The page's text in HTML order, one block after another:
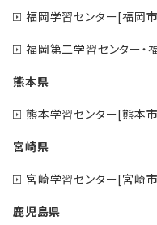
福岡学習センター[福岡
福岡第二学習センター
熊本県
熊本学習センター[熊本
宮崎県
宮崎学習センター[宮崎
鹿児島県